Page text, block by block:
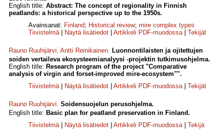
English title: Abstract: The concept of regionality in Finnish
peatlands: a historical perspective up to the 1950s.
Avainsanat: Finland; Historical review; mire complex types
Tiivistelmä| Näytä lisätiedot Artikkeli PDF-muodossa| Tekijät
Rauno Ruuhijärvi, Antti Reinikainen. Luonnontilaisten ja ojitettujen
soiden vertaileva ekosysteemianalyysi -projektin tutkimusohjelma.
English title: Research program of the project "Comparative
analysis of virgin and forset-improved mire-ecosystem"".
Tiivistelmä| Näytä lisätiedot Artikkeli PDF-muodossa| Tekijät
Rauno Ruuhijärvi. Soidensuojelun perusohjelma.
English title: Basic plan for peatland preservation in Finland.
Tiivistelmä| Näytä lisätiedot Artikkeli PDF-muodossa| Tekijä